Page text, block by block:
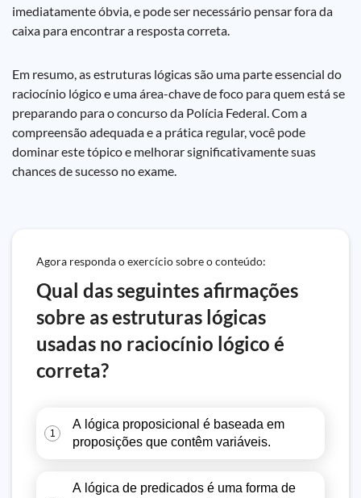
imediatamente óbvia, e pode ser necessário pensar fora da
caixa para encontrar a resposta correta.
Em resumo, as estruturas lógicas são uma parte essencial do
raciocínio lógico e uma área-chave de foco para quem está se
preparando para o concurso da Polícia Federal. Com a
compreensão adequada e a prática regular, você pode
dominar este tópico e melhorar significativamente suas
chances de sucesso no exame.
Agora responda o exercício sobre o conteúdo:
Qual das seguintes afirmações
sobre as estruturas lógicas
usadas no raciocínio lógico é
correta?
1
A lógica proposicional é baseada em
proposições que contêm variáveis.
A lógica de predicados é uma forma de